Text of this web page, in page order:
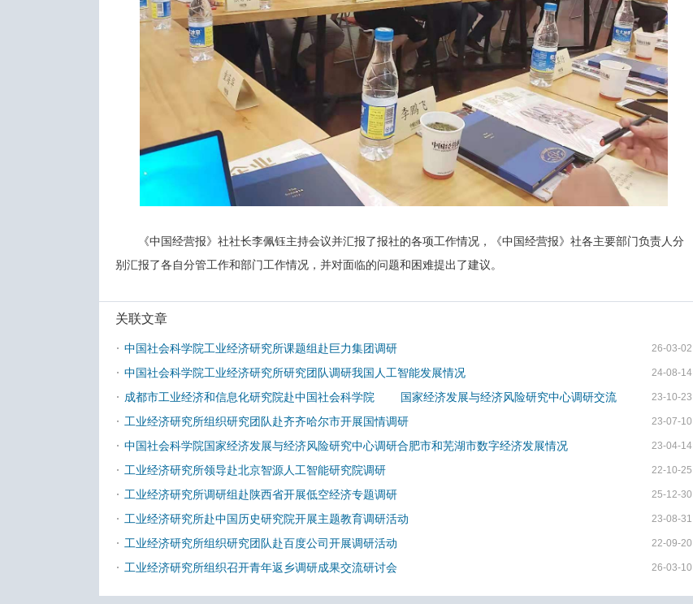
《中国经营报》社社长李佩钰主持会议并汇报了报社的各项工作情况，《中国经营报》社各主要部门负责人分
别汇报了各自分管工作和部门工作情况，并对面临的问题和困难提出了建议。
关联文章
· 中国社会科学院工业经济研究所课题组赴巨力集团调研 26-03-02
· 中国社会科学院工业经济研究所研究团队调研我国人工智能发展情况 24-08-14
· 成都市工业经济和信息化研究院赴中国社会科学院 国家经济发展与经济风险研究中心调研交流 23-10-23
· 工业经济研究所组织研究团队赴齐齐哈尔市开展国情调研 23-07-10
· 中国社会科学院国家经济发展与经济风险研究中心调研合肥市和芜湖市数字经济发展情况 23-04-14
· 工业经济研究所领导赴北京智源人工智能研究院调研 22-10-25
· 工业经济研究所调研组赴陕西省开展低空经济专题调研 25-12-30
· 工业经济研究所赴中国历史研究院开展主题教育调研活动 23-08-31
· 工业经济研究所组织研究团队赴百度公司开展调研活动 22-09-20
· 工业经济研究所组织召开青年返乡调研成果交流研讨会 26-03-10